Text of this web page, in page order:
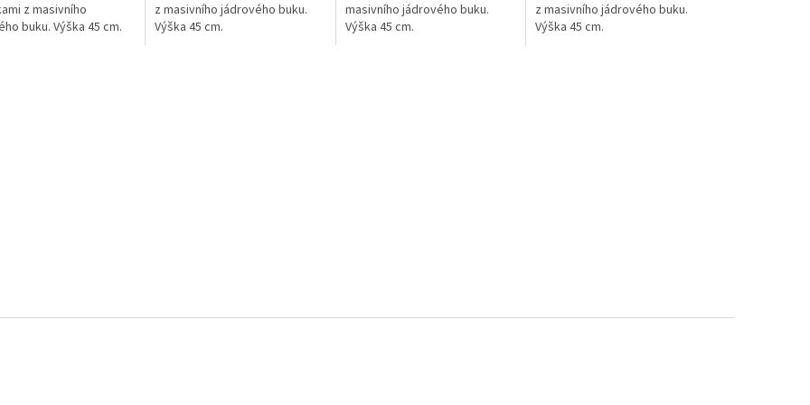
z masivního
buku. Výška 45 cm.
z masivního jádrového buku.
Výška 45 cm.
masivního jádrového buku.
Výška 45 cm.
z masivního jádrového buku.
Výška 45 cm.